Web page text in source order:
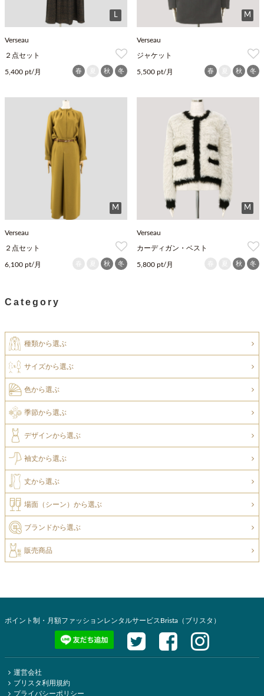
L
Verseau
２点セット
5,400 pt/月 春 秋 冬
M
Verseau
ジャケット
5,500 pt/月 春 秋 冬
M
Verseau
２点セット
6,100 pt/月 秋 冬
M
Verseau
カーディガン・ベスト
5,800 pt/月 秋 冬
Category
種類から選ぶ
サイズから選ぶ
色から選ぶ
季節から選ぶ
デザインから選ぶ
袖丈から選ぶ
丈から選ぶ
場面（シーン）から選ぶ
ブランドから選ぶ
販売商品
ポイント制・月額ファッションレンタルサービスBrista（ブリスタ）
運営会社
ブリスタ利用規約
プライバシーポリシー